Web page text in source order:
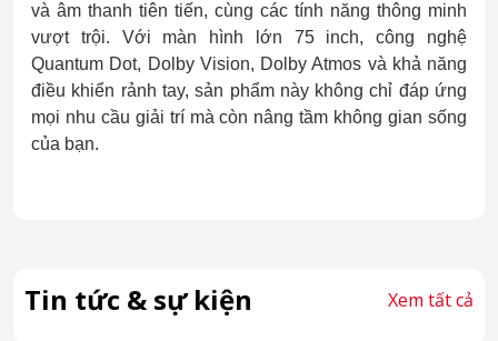
và âm thanh tiên tiến, cùng các tính năng thông minh
vượt trội. Với màn hình lớn 75 inch, công nghệ
Quantum Dot, Dolby Vision, Dolby Atmos và khả năng
điều khiển rảnh tay, sản phẩm này không chỉ đáp ứng
mọi nhu cầu giải trí mà còn nâng tầm không gian sống
của bạn.
Tin tức & sự kiện Xem tất cả